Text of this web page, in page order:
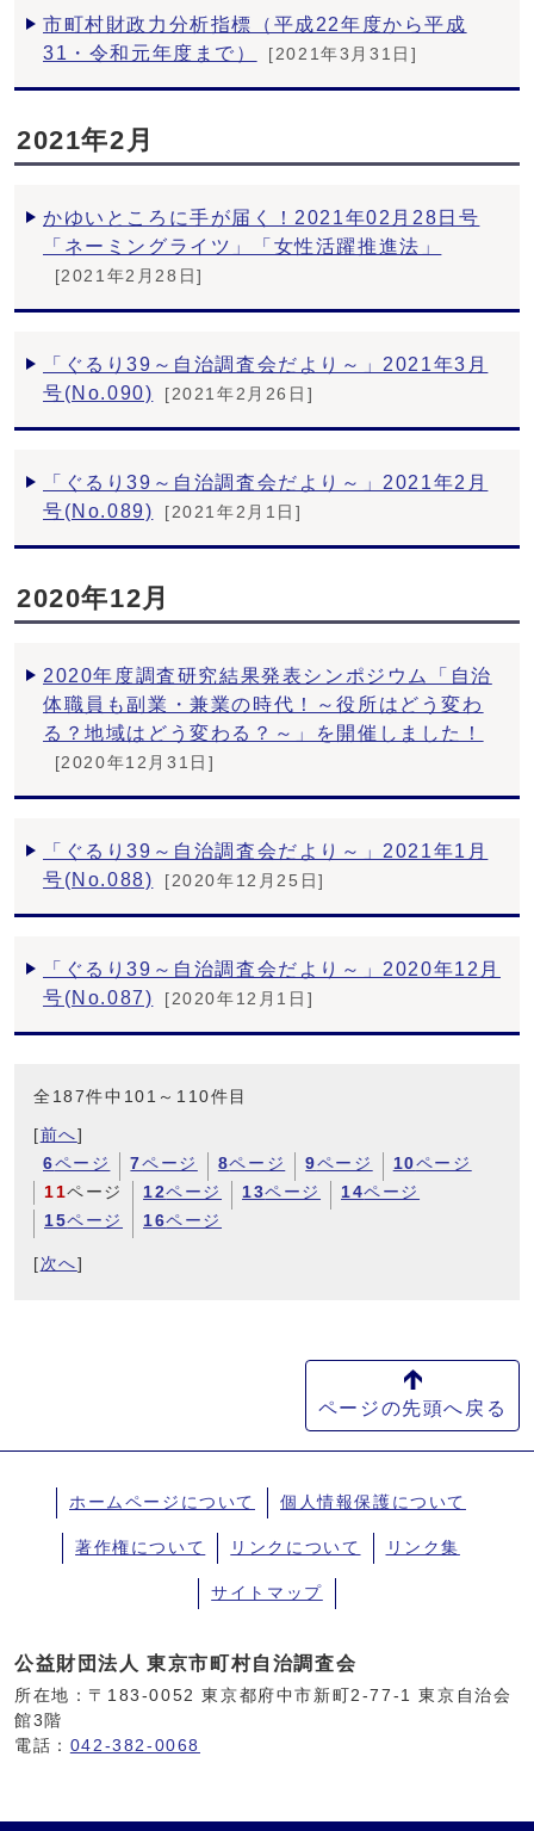
市町村財政力分析指標（平成22年度から平成
31・令和元年度まで）
[2021年3月31日]
2021年2月
かゆいところに手が届く！2021年02月28日号
「ネーミングライツ」「女性活躍推進法」
[2021年2月28日]
「ぐるり39～自治調査会だより～」2021年3月
号(No.090)
[2021年2月26日]
「ぐるり39～自治調査会だより～」2021年2月
号(No.089)
[2021年2月1日]
2020年12月
2020年度調査研究結果発表シンポジウム「自治
体職員も副業・兼業の時代！～役所はどう変わ
る？地域はどう変わる？～」を開催しました！
[2020年12月31日]
「ぐるり39～自治調査会だより～」2021年1月
号(No.088)
[2020年12月25日]
「ぐるり39～自治調査会だより～」2020年12月
号(No.087)
[2020年12月1日]
全187件中101～110件目
[前へ]
6ページ 7ページ 8ページ 9ページ 10ページ
11ページ 12ページ 13ページ 14ページ
15ページ 16ページ
[ 次へ]
ページの先頭へ戻る
ホームページについて 個人情報保護について
著作権について リンクについて リンク集
サイトマップ
公益財団法人 東京市町村自治調査会
所在地：〒183-0052 東京都府中市新町2-77-1 東京自治会
館3階
電話： 042-382-0068